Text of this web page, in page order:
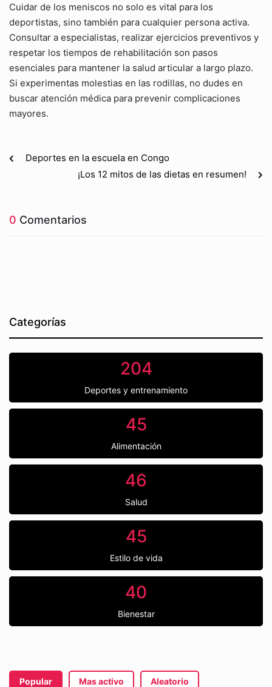
Cuidar de los meniscos no solo es vital para los
deportistas, sino también para cualquier persona activa.
Consultar a especialistas, realizar ejercicios preventivos y
respetar los tiempos de rehabilitación son pasos
esenciales para mantener la salud articular a largo plazo.
Si experimentas molestias en las rodillas, no dudes en
buscar atención médica para prevenir complicaciones
mayores.
Deportes en la escuela en Congo
¡Los 12 mitos de las dietas en resumen!
0 Comentarios
Categorías
204
Deportes y entrenamiento
45
Alimentación
46
Salud
45
Estilo de vida
40
Bienestar
Popular Mas activo Aleatorio